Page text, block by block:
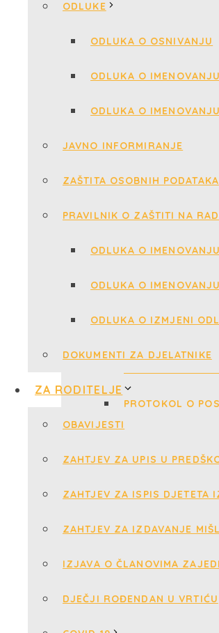
ODLUKE
ODLUKA O OSNIVANJU
ODLUKA O
ODLUKA O
JAVNO INFORMIRANJE
ZAŠTITA OSOBNIH PODATAKA
PRAVILNIK O ZAŠTITI NA
ODLUKA O
ODLUKA O
ODLUKA O IZMJENI
DOKUMENTI ZA DJELATNIKE
ZA RODITELJE
OBAVIJESTI
ZAHTJEV ZA UPIS U
ZAHTJEV ZA ISPIS DJETETA
ZAHTJEV ZA IZDAVANJE
IZJAVA O ČLANOVIMA
DJEČJI ROĐENDAN U VRTIĆU